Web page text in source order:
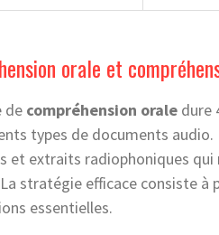
orale et
de compréhension orale dure
types de documents
et extraits radiophoniques
stratégie efficace consiste à
essentielles.